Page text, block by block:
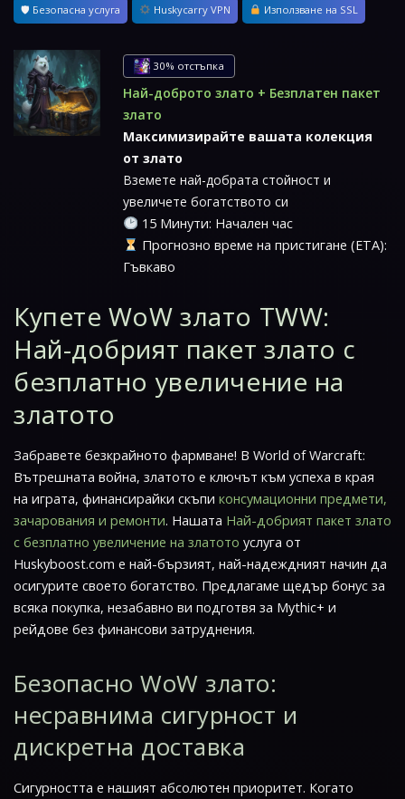
🛡 Безопасна услуга Huskycarry VPN Използване на SSL
30% отстъпка
Най-доброто злато + Безплатен пакет
злато
Максимизирайте вашата колекция
от злато
Вземете най-добрата стойност и
увеличете богатството си
15 Минути: Начален час
Прогнозно време на пристигане (ETA):
Гъвкаво
Купете WoW злато TWW:
Най-добрият пакет злато с
безплатно увеличение на
златото
Забравете безкрайното фармване! В World of Warcraft:
Вътрешната война, златото е ключът към успеха в края
на играта, финансирайки скъпи консумационни предмети,
зачарования и ремонти. Нашата Най-добрият пакет злато
с безплатно увеличение на златото услуга от
Huskyboost.com е най-бързият, най-надеждният начин да
осигурите своето богатство. Предлагаме щедър бонус за
всяка покупка, незабавно ви подготвя за Mythic+ и
рейдове без финансови затруднения.
Безопасно WoW злато:
несравнима сигурност и
дискретна доставка
Сигурността е нашият абсолютен приоритет. Когато